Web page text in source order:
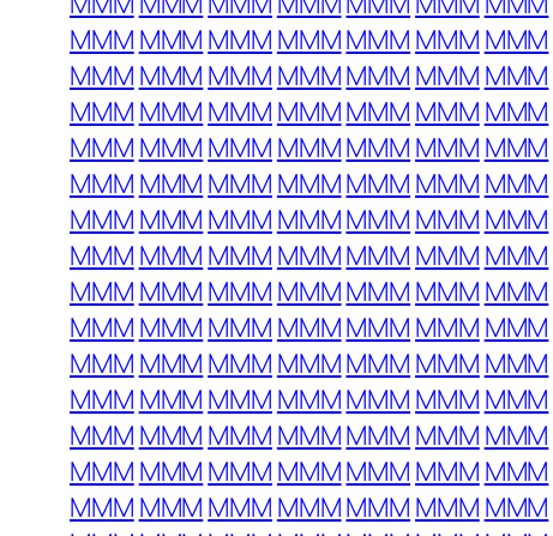
MMM MMM MMM MMMMMM MMM MMM
MMM MMM MMM MMMMMM MMM MMM
MMM MMM MMM MMMMMM MMM MMM
MMM MMM MMM MMMMMM MMM MMM
MMM MMM MMM MMMMMM MMM MMM
MMM MMM MMM MMMMMM MMM MMM
MMM MMM MMM MMMMMM MMM MMM
MMM MMM MMM MMMMMM MMM MMM
MMM MMM MMM MMMMMM MMM MMM
MMM MMM MMM MMMMMM MMM MMM
MMM MMM MMM MMMMMM MMM MMM
MMM MMM MMM MMMMMM MMM MMM
MMM MMM MMM MMMMMM MMM MMM
MMM MMM MMM MMMMMM MMM MMM